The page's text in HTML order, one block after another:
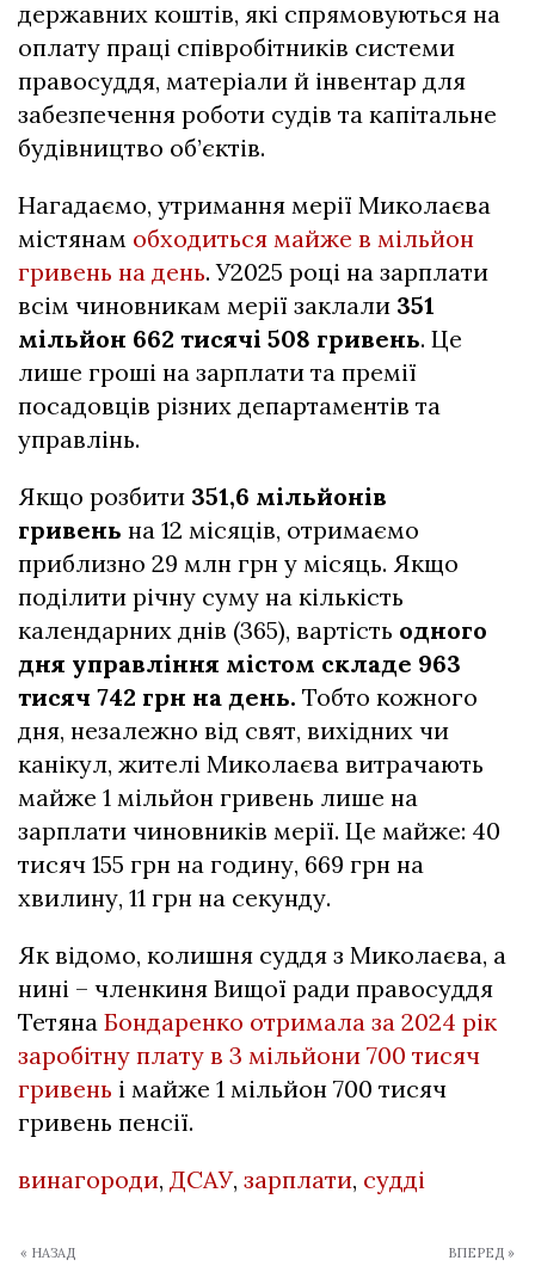
державних коштів, які спрямовуються на
оплату праці співробітників системи
правосуддя, матеріали й інвентар для
забезпечення роботи судів та капітальне
будівництво об’єктів.
Нагадаємо, утримання мерії Миколаєва
містянам обходиться майже в мільйон
гривень на день. У2025 році на зарплати
всім чиновникам мерії заклали 351
мільйон 662 тисячі 508 гривень. Це
лише гроші на зарплати та премії
посадовців різних департаментів та
управлінь.
Якщо розбити 351,6 мільйонів
гривень на 12 місяців, отримаємо
приблизно 29 млн грн у місяць. Якщо
поділити річну суму на кількість
календарних днів (365), вартість одного
дня управління містом складе 963
тисяч 742 грн на день. Тобто кожного
дня, незалежно від свят, вихідних чи
канікул, жителі Миколаєва витрачають
майже 1 мільйон гривень лише на
зарплати чиновників мерії. Це майже: 40
тисяч 155 грн на годину, 669 грн на
хвилину, 11 грн на секунду.
Як відомо, колишня суддя з Миколаєва, а
нині – членкиня Вищої ради правосуддя
Тетяна Бондаренко отримала за 2024 рік
заробітну плату в 3 мільйони 700 тисяч
гривень і майже 1 мільйон 700 тисяч
гривень пенсії.
винагороди, ДСАУ, зарплати, судді
« НАЗАД ВПЕРЕД »